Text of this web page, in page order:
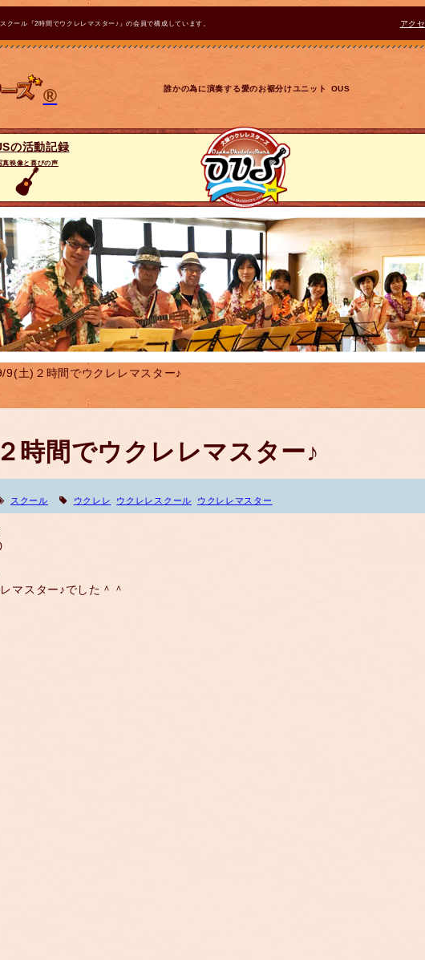
クール『2時間でウクレレマスター♪』の会員で構成しています。 アク
® 誰かの為に演奏する愛のお裾分けユニット OUS
の活動記録
真映像と喜びの声
9(土)２時間でウクレレマスター♪
時間でウクレレマスター♪
スクール ウクレレ ウクレレスクール ウクレレマスター
マスター♪でした＾＾